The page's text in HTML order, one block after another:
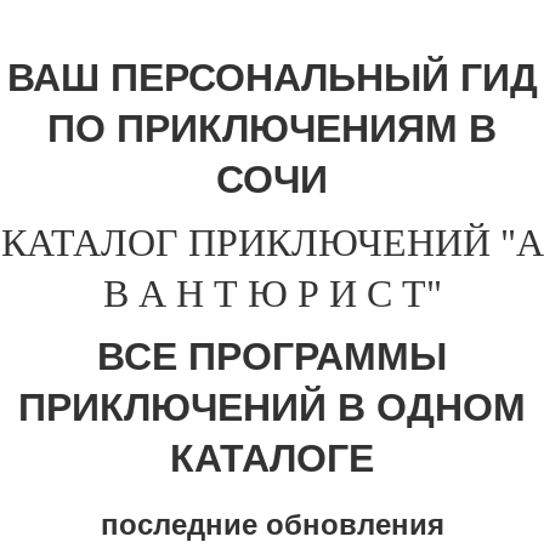
ВАШ ПЕРСОНАЛЬНЫЙ ГИД
ПО ПРИКЛЮЧЕНИЯМ В
СОЧИ
КАТАЛОГ ПРИКЛЮЧЕНИЙ "А
В А Н Т Ю Р И С Т"
ВСЕ ПРОГРАММЫ
ПРИКЛЮЧЕНИЙ В ОДНОМ
КАТАЛОГЕ
последние обновления